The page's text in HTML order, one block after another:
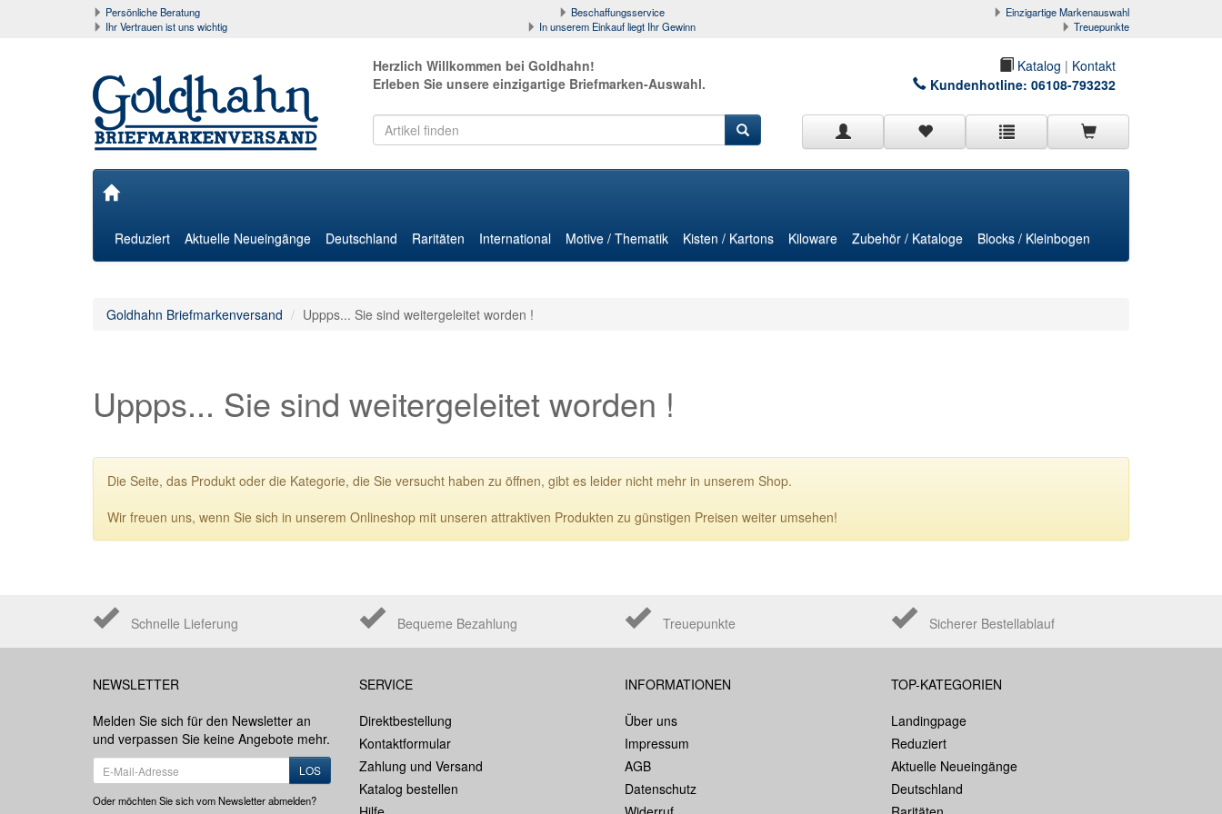
Persönliche Beratung Beschaffungsservice
Einzigartige Markenauswahl
Ihr Vertrauen ist uns wichtig
In unserem Einkauf liegt Ihr Gewinn Treuepunkte
Herzlich Willkommen bei Goldhahn!
Erleben Sie unsere einzigartige Briefmarken-Auswahl.
Katalog | Kontakt
Kundenhotline: 06108-793232
Reduziert Aktuelle Neueingänge Deutschland Raritäten International Motive / Thematik Kisten / Kartons Kiloware Zubehör / Kataloge Blocks / Kleinbogen
Goldhahn Briefmarkenversand Uppps... Sie sind weitergeleitet worden !
Uppps... Sie sind weitergeleitet worden !
Die Seite, das Produkt oder die Kategorie, die Sie versucht haben zu öffnen, gibt es leider nicht mehr in unserem Shop.
Wir freuen uns, wenn Sie sich in unserem Onlineshop mit unseren attraktiven Produkten zu günstigen Preisen weiter umsehen!
Schnelle Lieferung Bequeme Bezahlung Treuepunkte Sicherer Bestellablauf
NEWSLETTER
Melden Sie sich für den Newsletter an
und verpassen Sie keine Angebote mehr.
LOS
Oder möchten Sie sich vom Newsletter abmelden?
SERVICE
Direktbestellung
Kontaktformular
Zahlung und Versand
Katalog bestellen
INFORMATIONEN
Über uns
Impressum
AGB
Datenschutz
TOP-KATEGORIEN
Landingpage
Reduziert
Aktuelle Neueingänge
Deutschland